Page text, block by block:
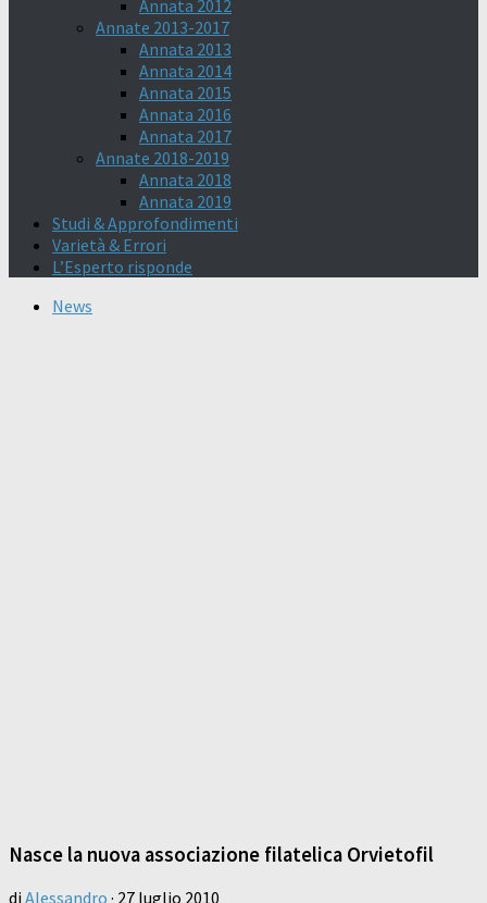
Annata 2012
Annate 2013-2017
Annata 2013
Annata 2014
Annata 2015
Annata 2016
Annata 2017
Annate 2018-2019
Annata 2018
Annata 2019
Studi & Approfondimenti
Varietà & Errori
L’Esperto risponde
News
Nasce la nuova associazione filatelica Orvietofil
di Alessandro · 27 luglio 2010